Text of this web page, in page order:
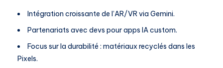
Intégration croissante de l’AR/VR via Gemini.
Partenariats avec devs pour apps IA custom.
Focus sur la durabilité : matériaux recyclés dans les
Pixels.